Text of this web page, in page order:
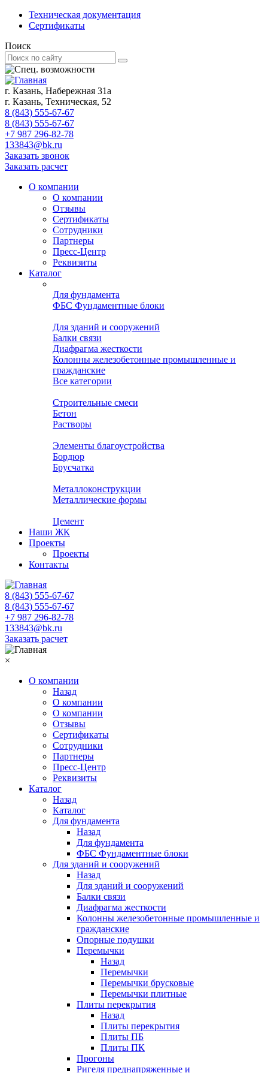
Техническая документация
Сертификаты
Поиск
г. Казань, Набережная 31а
г. Казань, Техническая, 52
8 (843) 555-67-67
8 (843) 555-67-67
+7 987 296-82-78
133843@bk.ru
Заказать звонок
Заказать расчет
О компании
О компании
Отзывы
Сертификаты
Сотрудники
Партнеры
Пресс-Центр
Реквизиты
Каталог
Для фундамента
ФБС Фундаментные блоки
Для зданий и сооружений
Балки связи
Диафрагма жесткости
Колонны железобетонные промышленные и
гражданские
Все категории
Строительные смеси
Бетон
Растворы
Элементы благоустройства
Бордюр
Брусчатка
Металлоконструкции
Металлические формы
Цемент
Наши ЖК
Проекты
Проекты
Контакты
8 (843) 555-67-67
8 (843) 555-67-67
+7 987 296-82-78
133843@bk.ru
Заказать расчет
×
О компании
Назад
О компании
О компании
Отзывы
Сертификаты
Сотрудники
Партнеры
Пресс-Центр
Реквизиты
Каталог
Назад
Каталог
Для фундамента
Назад
Для фундамента
ФБС Фундаментные блоки
Для зданий и сооружений
Назад
Для зданий и сооружений
Балки связи
Диафрагма жесткости
Колонны железобетонные промышленные и
гражданские
Опорные подушки
Перемычки
Назад
Перемычки
Перемычки брусковые
Перемычки плитные
Плиты перекрытия
Назад
Плиты перекрытия
Плиты ПБ
Плиты ПК
Прогоны
Ригеля преднапряженные и